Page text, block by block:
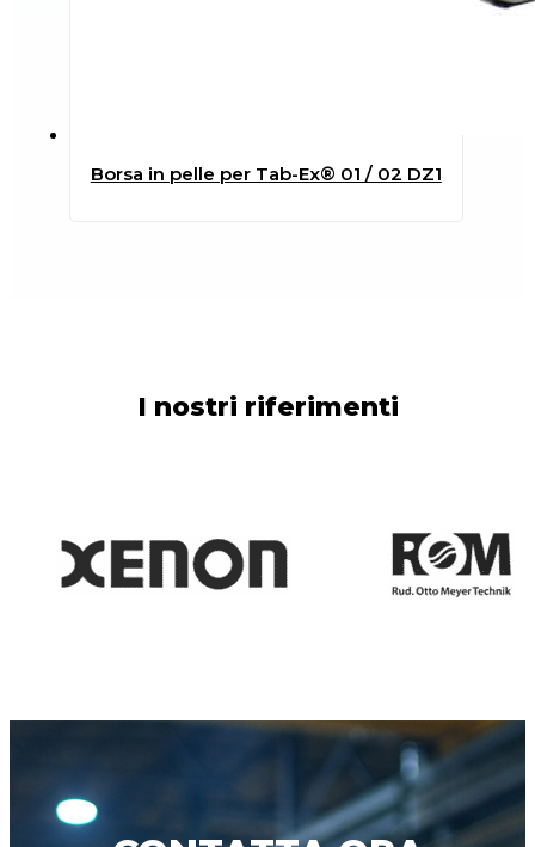
Borsa in pelle per Tab-Ex® 01 / 02 DZ1
I nostri riferimenti